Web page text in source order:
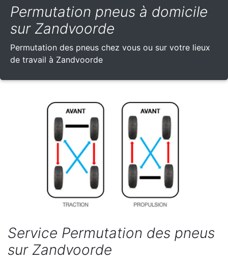
Permutation pneus à domicile
sur Zandvoorde
Permutation des pneus chez vous ou sur votre lieux
de travail à Zandvoorde
Service Permutation des pneus
sur Zandvoorde